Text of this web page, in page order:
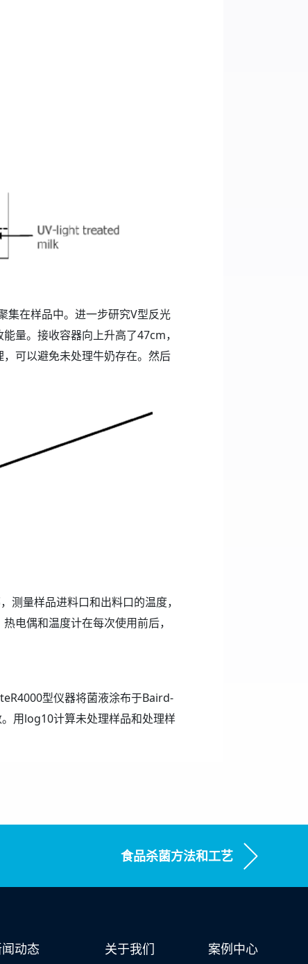
集在样品中。进一步研究V型反光
量。接收容器向上升高了47cm，
可以避免未处理牛奶存在。然后
量样品进料口和出料口的温度，
电偶和温度计在每次使用前后，
型仪器将菌液涂布于Baird-
用log10计算未处理样品和处理样
食品杀菌方法和工艺
动态 关于我们 案例中心